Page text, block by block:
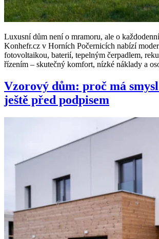
Luxusní dům není o mramoru, ale o
Konhefr.cz v Horních Počernicích nabízí
fotovoltaikou, baterií, tepelným čerpadlem,
řízením – skutečný komfort, nízké náklady a
Vzorový dům: proč má
ještě před podpisem